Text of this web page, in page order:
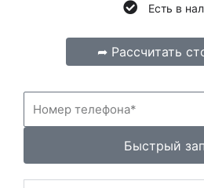
Есть в
➦ Рассчитать
м
Быстрый